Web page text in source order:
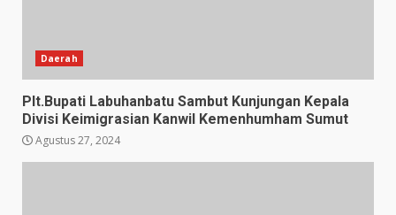
Daerah
Plt.Bupati Labuhanbatu Sambut Kunjungan Kepala
Divisi Keimigrasian Kanwil Kemenhumham Sumut
Agustus 27, 2024